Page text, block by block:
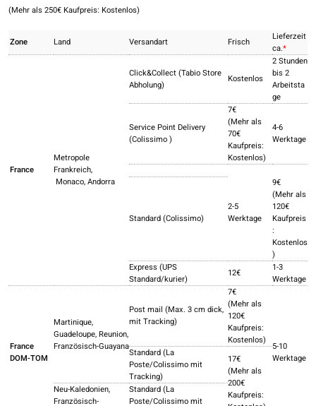
(Mehr als 250€ Kaufpreis: Kostenlos)
Zone Land Versandart Frisch
Lieferzeit
ca.*
France
Metropole
Frankreich,
Monaco, Andorra
Click&Collect (Tabio Store
Abholung)
Kostenlos
2 Stunden
bis 2
Arbeitsta
ge
Service Point Delivery
(Colissimo)
7€
(Mehr als
70€
Kaufpreis:
Kostenlos)
4-6
Werktage
2-5
Werktage
Standard (Colissimo)
9€
(Mehr als
120€
Kaufpreis
:
Kostenlos
)
Express (UPS
Standard/kurier)
12€
1-3
Werktage
France
DOM-TOM
Martinique,
Guadeloupe, Reunion,
Französisch-Guayana
Post mail (Max. 3 cm dick,
mit Tracking)
7€
(Mehr als
120€
Kaufpreis:
Kostenlos)
5-10
Werktage
Standard (La
Poste/Colissimo mit
Tracking)
17€
(Mehr als
200€
Kaufpreis:
Neu-Kaledonien,
Französisch-
Standard (La
Poste/Colissimo mit